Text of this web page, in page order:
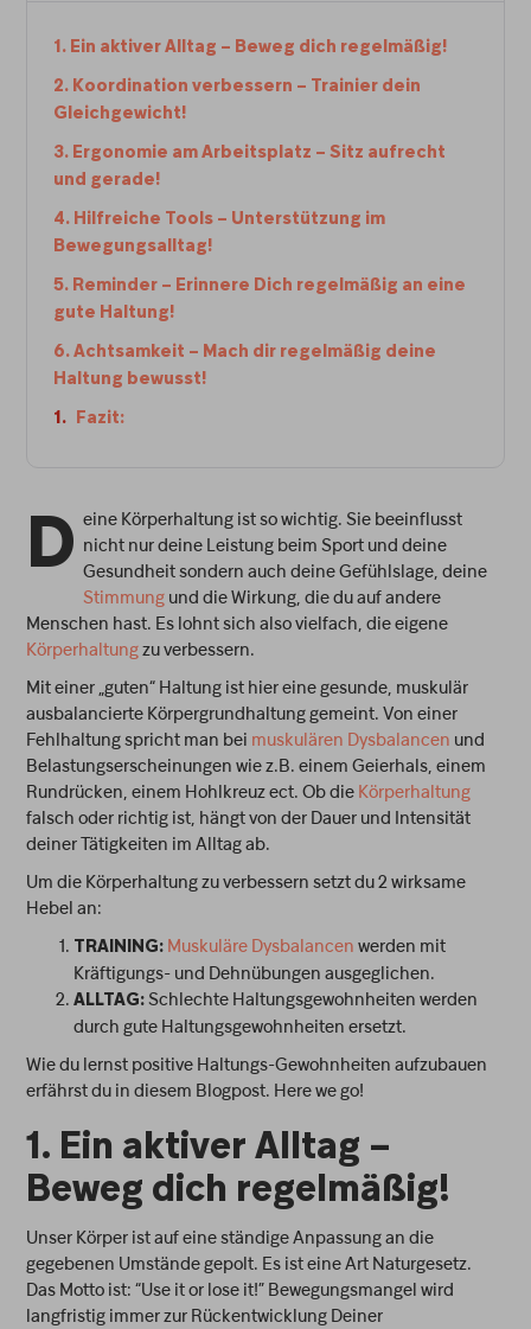
1. Ein aktiver Alltag – Beweg dich regelmäßig!
2. Koordination verbessern – Trainier dein
Gleichgewicht!
3. Ergonomie am Arbeitsplatz – Sitz aufrecht
und gerade!
4. Hilfreiche Tools – Unterstützung im
Bewegungsalltag!
5. Reminder – Erinnere Dich regelmäßig an eine
gute Haltung!
6. Achtsamkeit – Mach dir regelmäßig deine
Haltung bewusst!
Fazit:
D eine Körperhaltung ist so wichtig. Sie beeinflusst
nicht nur deine Leistung beim Sport und deine
Gesundheit sondern auch deine Gefühlslage, deine
Stimmung und die Wirkung, die du auf andere
Menschen hast. Es lohnt sich also vielfach, die eigene
Körperhaltungzu verbessern.
Mit einer „guten“ Haltung ist hier eine gesunde, muskulär
ausbalancierte Körpergrundhaltung gemeint. Von einer
Fehlhaltung spricht man bei muskulären Dysbalancen und
Belastungserscheinungen wie z.B. einem Geierhals, einem
Rundrücken, einem Hohlkreuz ect. Ob die Körperhaltung
falsch oder richtig ist, hängt von der Dauer und Intensität
deiner Tätigkeiten im Alltag ab.
Um die Körperhaltung zu verbessern setzt du 2 wirksame
Hebel an:
TRAINING: Muskuläre Dysbalancen werden mit
Kräftigungs- und Dehnübungen ausgeglichen.
ALLTAG: Schlechte Haltungsgewohnheiten werden
durch gute Haltungsgewohnheiten ersetzt.
Wie du lernst positive Haltungs-Gewohnheiten aufzubauen
erfährst du in diesem Blogpost. Here we go!
1. Ein aktiver Alltag –
Beweg dich regelmäßig!
Unser Körper ist auf eine ständige Anpassung an die
gegebenen Umstände gepolt. Es ist eine Art Naturgesetz.
Das Motto ist: “Use it or lose it!” Bewegungsmangel wird
langfristig immer zur Rückentwicklung Deiner